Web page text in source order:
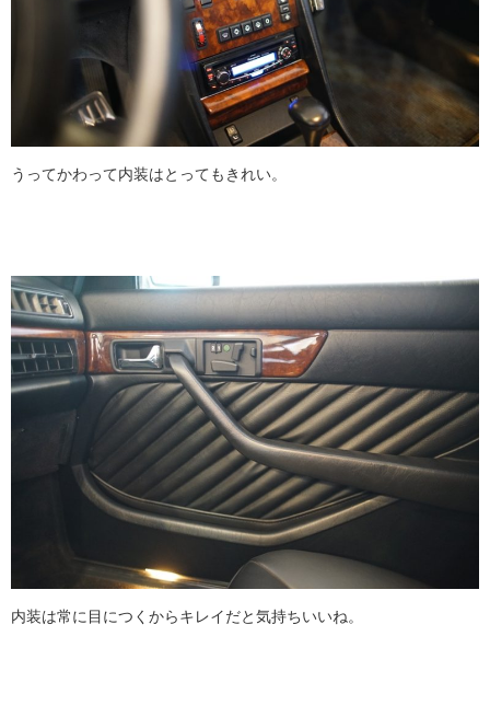
うってかわって内装はとってもきれい。
内装は常に目につくからキレイだと気持ちいいね。